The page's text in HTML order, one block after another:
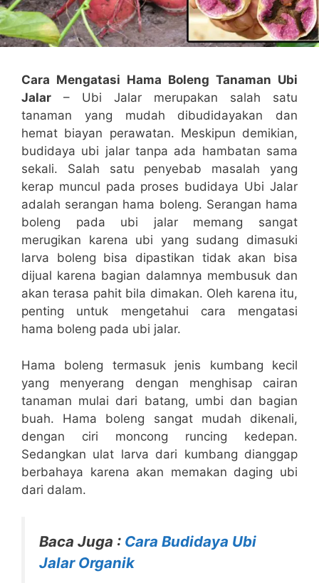
Cara Mengatasi Hama Boleng Tanaman Ubi
Jalar – Ubi Jalar merupakan salah satu
tanaman yang mudah dibudidayakan dan
hemat biayan perawatan. Meskipun demikian,
budidaya ubi jalar tanpa ada hambatan sama
sekali. Salah satu penyebab masalah yang
kerap muncul pada proses budidaya Ubi Jalar
adalah serangan hama boleng. Serangan hama
boleng pada ubi jalar memang sangat
merugikan karena ubi yang sudang dimasuki
larva boleng bisa dipastikan tidak akan bisa
dijual karena bagian dalamnya membusuk dan
akan terasa pahit bila dimakan. Oleh karena itu,
penting untuk mengetahui cara mengatasi
hama boleng pada ubi jalar.
Hama boleng termasuk jenis kumbang kecil
yang menyerang dengan menghisap cairan
tanaman mulai dari batang, umbi dan bagian
buah. Hama boleng sangat mudah dikenali,
dengan ciri moncong runcing kedepan.
Sedangkan ulat larva dari kumbang dianggap
berbahaya karena akan memakan daging ubi
dari dalam.
Baca Juga : Cara Budidaya Ubi
Jalar Organik